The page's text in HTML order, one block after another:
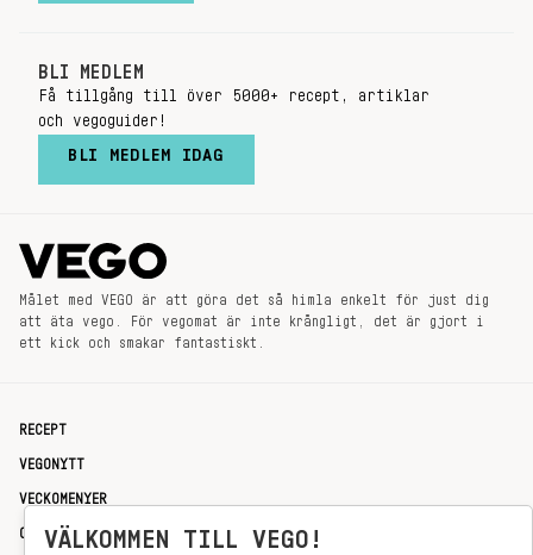
BLI MEDLEM
Få tillgång till över 5000+ recept, artiklar
och vegoguider!
BLI MEDLEM IDAG
Målet med VEGO är att göra det så himla enkelt för just dig
att äta vego. För vegomat är inte krångligt, det är gjort i
ett kick och smakar fantastiskt.
RECEPT
VEGONYTT
VECKOMENYER
OM OSSVÄLKOMMEN TILL VEGO!